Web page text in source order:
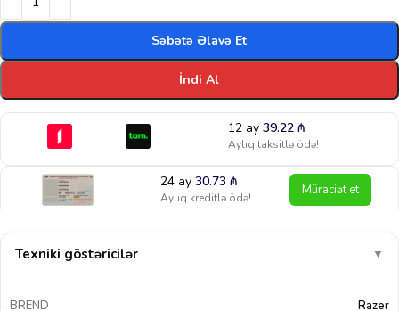
Səbətə Əlavə Et
İndi Al
12 ay 39.22 ₼
Aylıq taksitlə ödə!
24 ay30.73₼
Aylıq kreditlə ödə! Müraciət et
Texniki göstəricilər ▼
BREND Razer